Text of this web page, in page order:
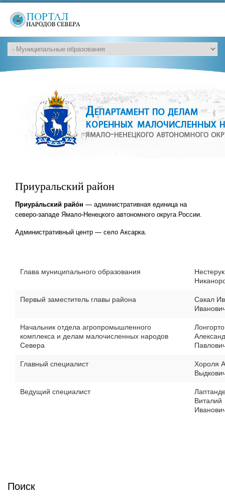
Приуральский район
Приура́льский райо́н — административная единица на
северо-западе Ямало-Ненецкого автономного округа России.
Административный центр — село Аксарка.
Глава муниципального образования
Первый заместитель главы района
Сакал
Начальник отдела агропромышленного
комплекса и делам малочисленных народов
Севера
Главный специалист
Хороля
Ведущий специалист
Виталий
Поиск